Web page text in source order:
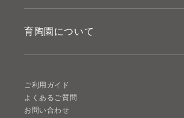
育陶園について
ご利用ガイド
よくあるご質問
お問い合わせ